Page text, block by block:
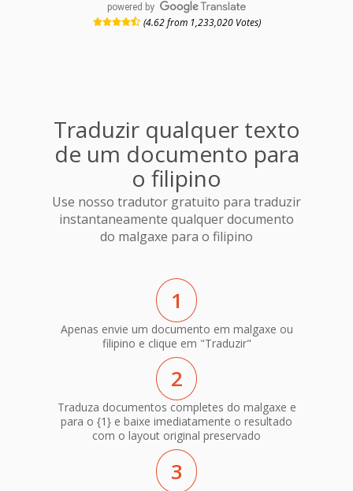
powered by
(4.62 from 1,233,020 Votes)
Traduzir qualquer texto
de um documento para
o filipino
Use nosso tradutor gratuito para traduzir
instantaneamente qualquer documento
do malgaxe para o filipino
1
Apenas envie um documento em malgaxe ou
filipino e clique em "Traduzir"
2
Traduza documentos completes do malgaxe e
para o {1} e baixe imediatamente o resultado
com o layout original preservado
3